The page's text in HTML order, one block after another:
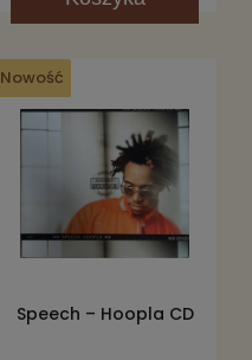
Nowość
Speech – Hoopla CD